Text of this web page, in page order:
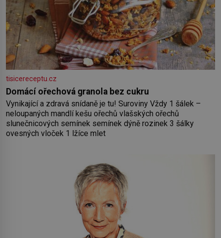
tisicereceptu.cz
Domácí ořechová granola bez cukru
Vynikající a zdravá snídaně je tu! Suroviny Vždy 1 šálek –
neloupaných mandlí kešu ořechů vlašských ořechů
slunečnicových semínek semínek dýně rozinek 3 šálky
ovesných vloček 1 lžíce mlet